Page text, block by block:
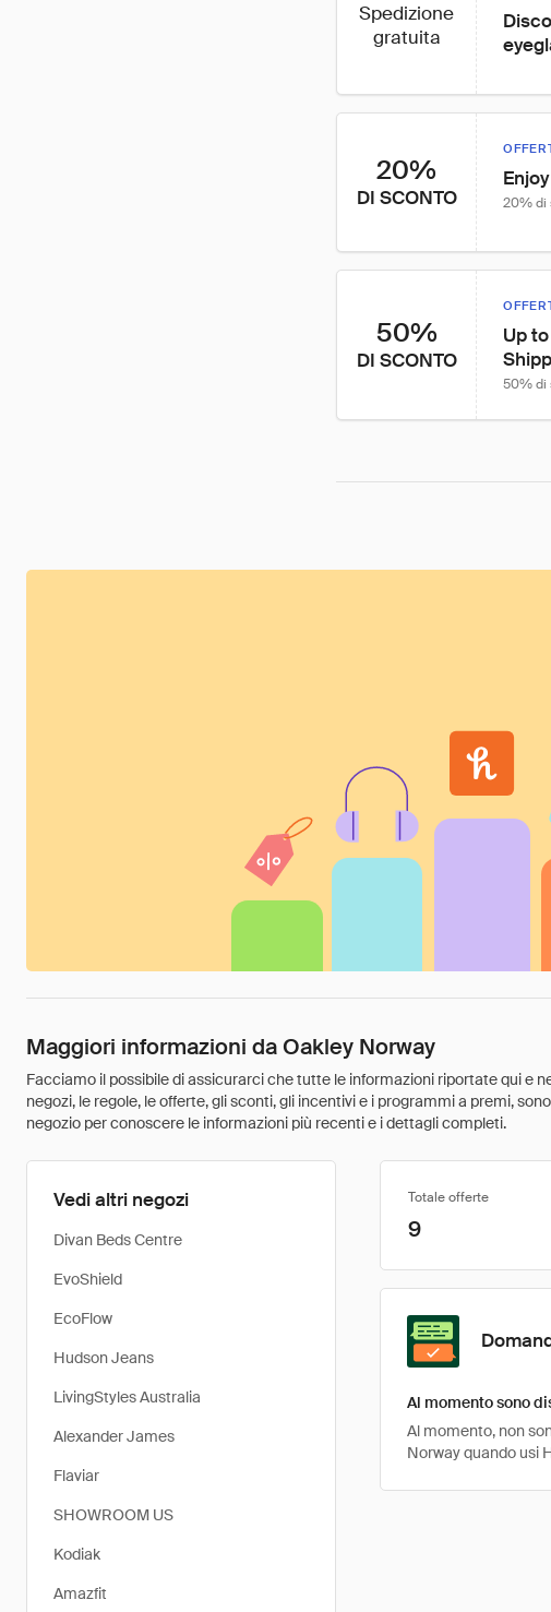
Spedizione
gratuita
20%
DI SCONTO 20% di
50%
DI SCONTO
Up
50% di
Maggiori informazioni da Oakley Norway
Facciamo il possibile di assicurarci che tutte le informazioni riportate qui e
negozi, le regole, le offerte, gli sconti, gli incentivi e i programmi a premi,
negozio per conoscere le informazioni più recenti e i dettagli completi.
Vedi altri negozi
Divan Beds Centre
EvoShield
EcoFlow
Hudson Jeans
LivingStyles Australia
Alexander James
Flaviar
SHOWROOM US
Kodiak
Amazfit
Totale offerte
9
Al momento sono
Al momento, non
Norway quando usi